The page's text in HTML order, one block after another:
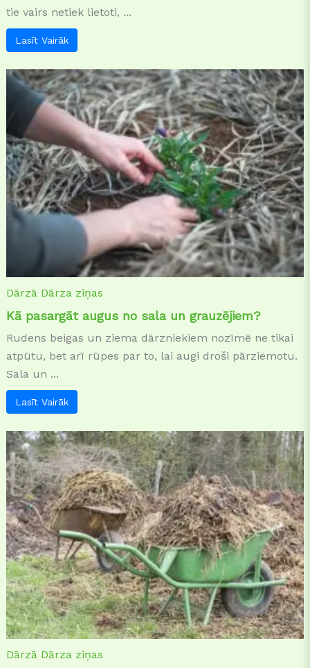
tie vairs netiek lietoti, ...
Lasīt Vairāk
Dārzā Dārza ziņas
Kā pasargāt augus no sala un grauzējiem?
Rudens beigas un ziema dārzniekiem nozīmē ne tikai
atpūtu, bet arī rūpes par to, lai augi droši pārziemotu.
Sala un ...
Lasīt Vairāk
Dārzā Dārza ziņas